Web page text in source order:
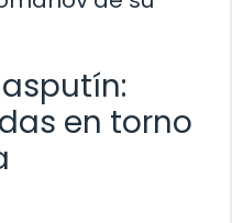
en torno